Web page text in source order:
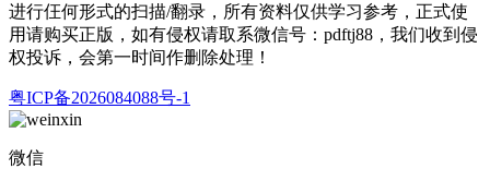
进行仼何形式的扫描/翻录，所有资料仅供学习参考，正式使
用请购买正版，如有侵权请取系微信号：pdftj88，我们收到侵
权投诉，会第一时间作删除处理！
粤ICP备2026084088号-1
微信